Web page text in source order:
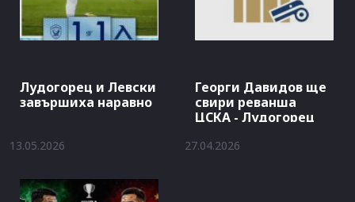
Лудогорец и Левски
завършиха наравно
13.05.2026
Георги Давидов ще
свири реванша
ЦСКА - Лудогорец
27.04.2026